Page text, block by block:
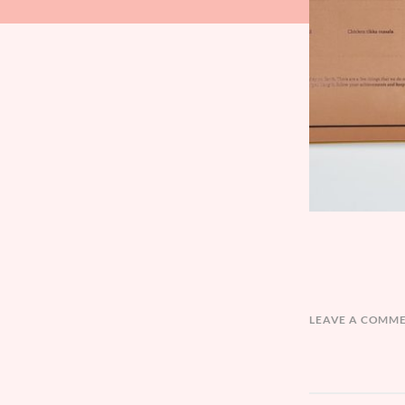
LEAVE A